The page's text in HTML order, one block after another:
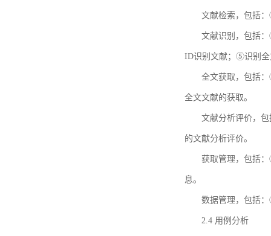
文献检索，包括
文献识别，包括
ID识别文献；⑤识别全
全文获取，包括
全文文献的获取。
文献分析评价，
的文献分析评价。
获取管理，包括
息。
数据管理，包括
2.4 用例分析